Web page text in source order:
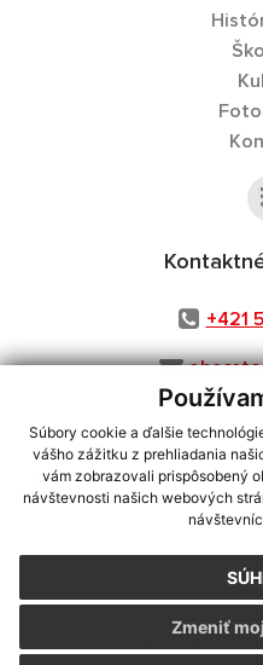
Súbory cookie a ďalšie
vášho zážitku z prehliadania
vám zobrazovali prispôsobený
návštevnosti našich webových
Zmeniť
+421
využite možnosť získavania
CMS systém (redakčný) systém
webex.digital,
Posledná
Vytlačiť stránku|